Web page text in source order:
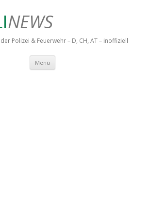
NEWS
Polizei & Feuerwehr – D, CH, AT – inoffiziell
Menü Springe zum Inhalt